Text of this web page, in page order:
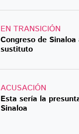
EN TRANSICIÓN
Congreso de
sustituto
ACUSACIÓN
Esta sería la
Sinaloa